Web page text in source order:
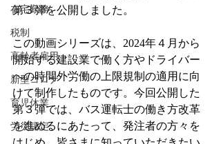
在宅勤務
税制
高齢者雇用
新型コロナ
育児休業
労災認定
第３弾を公開しました。
この動画シリーズは、2024年４月から
開始する建設業で働く方やドライバー
への時間外労働の上限規制の適用に向
けて制作したものです。今回公開した
第３弾では、バス運転士の働き方改革
を進めるにあたって、発注者の方々を